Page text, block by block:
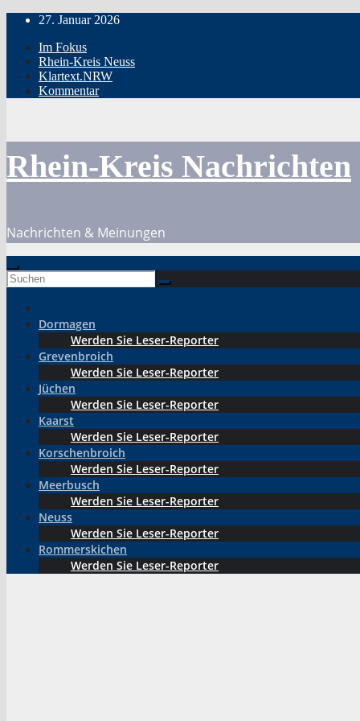
Zum
springen
27. Januar 2026
Im Fokus
Rhein-Kreis Neuss
Klartext.NRW
Kommentar
Rhein-Kreis Nachrichten
Nachrichten & Meinungen
Dormagen
Werden Sie Leser-Reporter
Grevenbroich
Werden Sie Leser-Reporter
Jüchen
Werden Sie Leser-Reporter
Kaarst
Werden Sie Leser-Reporter
Korschenbroich
Werden Sie Leser-Reporter
Meerbusch
Werden Sie Leser-Reporter
Neuss
Werden Sie Leser-Reporter
Rommerskichen
Werden Sie Leser-Reporter